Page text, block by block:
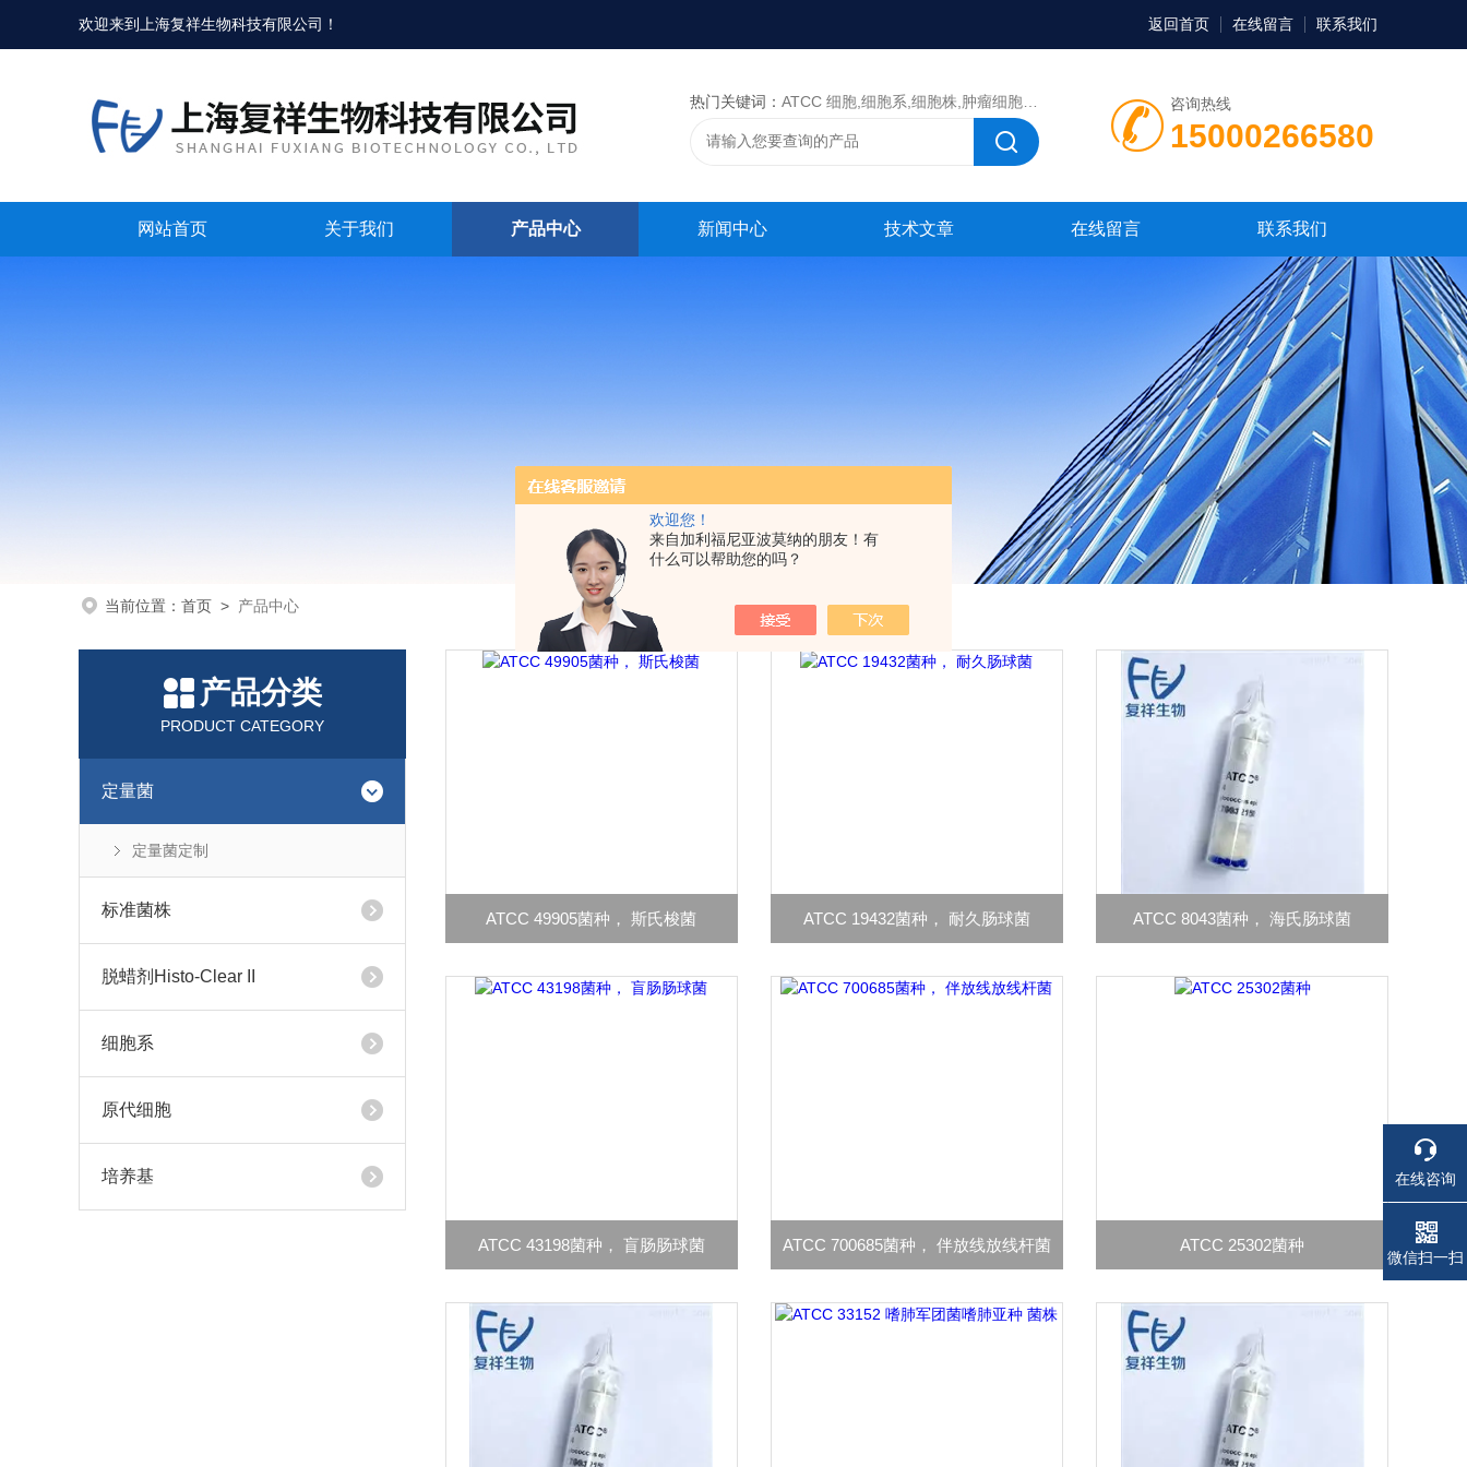
欢迎您！
来自加利福尼亚波莫纳的朋友！有
什么可以帮助您的吗？
欢迎来到 上海复祥生物科技有限公司 ！ 返回首页 在线留言 联系我们
咨询热线
15000266580
热门关键词： ATCC 细胞,细胞系,细胞株,肿瘤细胞,细胞,ATCC 菌种，CMCC 菌种，标准菌株，质控菌种，微生物菌种，菌株，菌种
网站首页 关于我们 产品中心 新闻中心 技术文章 在线留言 联系我们
当前位置： 首页 > 产品中心
产品分类
PRODUCT CATEGORY
定量菌
定量菌定制
标准菌株
脱蜡剂Histo-Clear II
细胞系
原代细胞
培养基
ATCC 49905菌种， 斯氏梭菌 ATCC 19432菌种， 耐久肠球菌 ATCC 8043菌种， 海氏肠球菌
ATCC 43198菌种， 盲肠肠球菌 ATCC 700685菌种， 伴放线放线杆菌 ATCC 25302菌种
在线咨询
电话
电话
微信扫一扫